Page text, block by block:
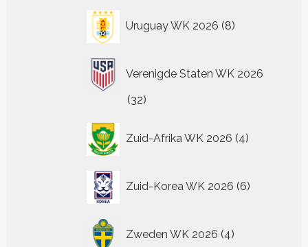
Uruguay WK 2026 8
producten
Verenigde Staten WK 2026
3232
Zuid-Afrika WK 2026 4
producten
Zuid-Korea WK 2026 6
producten
Zweden WK 2026 4
producten